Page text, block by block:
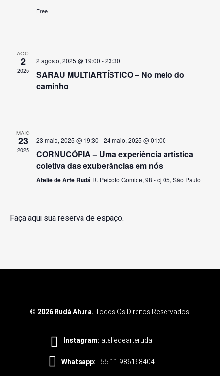
de
Free
AGO
2
2025
2 agosto, 2025 @ 19:00 -23:30
SARAU MULTIARTÍSTICO – No meio do
caminho
MAIO
23
2025
23 maio, 2025 @ 19:30 -24 maio, 2025 @ 01:00
CORNUCÓPIA – Uma experiência artística
coletiva das exuberâncias em nós
Ateliê de Arte Rudá R. Peixoto Gomide, 98 - cj 05, São Paulo
Faça aqui sua reserva de espaço.
© 2026 Rudá Ahura.Todos Os Direitos Reservados.
Instagram: ateliedearteruda
Whatsapp:+55 11 986168404